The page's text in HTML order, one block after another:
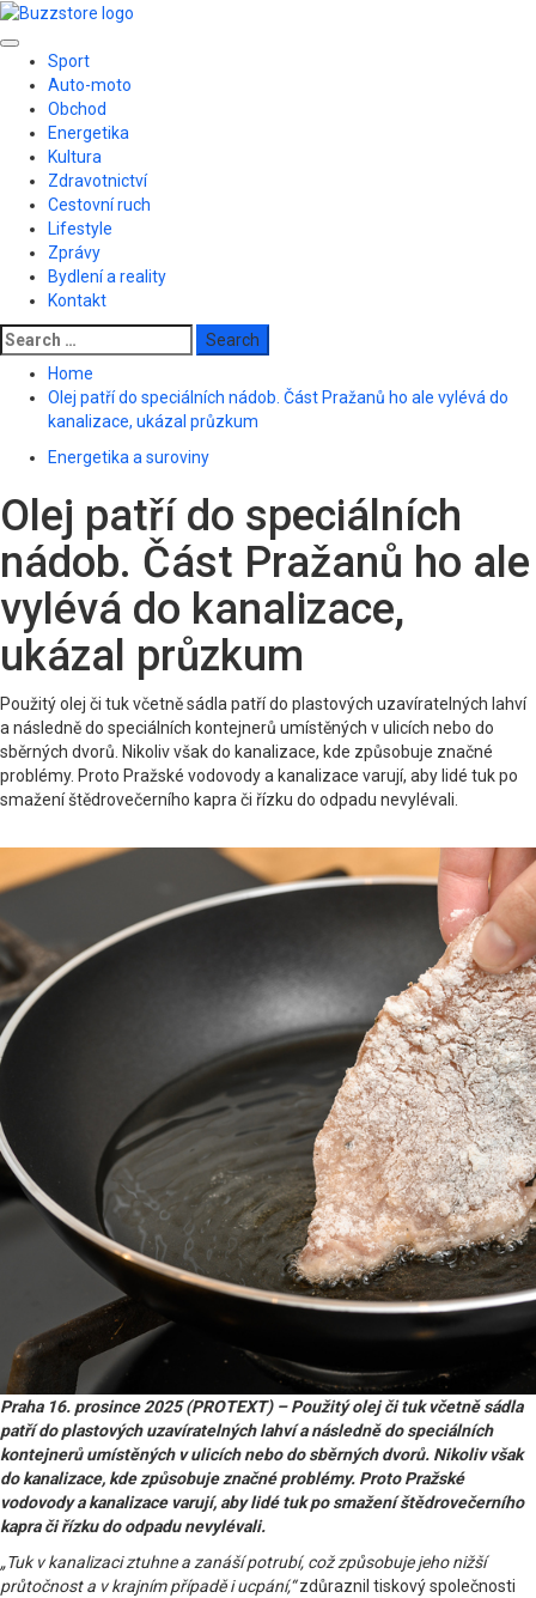
Skip
content
Primary
Menu
Sport
Auto-moto
Obchod
Energetika
Kultura
Zdravotnictví
Cestovní ruch
Lifestyle
Zprávy
Bydlení a reality
Kontakt
Search
for:
Home
Olej patří do speciálních nádob. Část Pražanů ho ale vylévá do
kanalizace, ukázal průzkum
Energetika a suroviny
Olej patří do speciálních
nádob. Část Pražanů ho ale
vylévá do kanalizace,
ukázal průzkum
Použitý olej či tuk včetně sádla patří do plastových uzavíratelných lahví
a následně do speciálních kontejnerů umístěných v ulicích nebo do
sběrných dvorů. Nikoliv však do kanalizace, kde způsobuje značné
problémy. Proto Pražské vodovody a kanalizace varují, aby lidé tuk po
smažení štědrovečerního kapra či řízku do odpadu nevylévali.
Praha 16. prosince 2025 (PROTEXT) – Použitý olej či tuk včetně sádla
patří do plastových uzavíratelných lahví a následně do speciálních
kontejnerů umístěných v ulicích nebo do sběrných dvorů. Nikoliv však
do kanalizace, kde způsobuje značné problémy. Proto Pražské
vodovody a kanalizace varují, aby lidé tuk po smažení štědrovečerního
kapra či řízku do odpadu nevylévali.
„Tuk v kanalizaci ztuhne a zanáší potrubí, což způsobuje jeho nižší
průtočnost a v krajním případě i ucpání,“zdůraznil tiskový společnosti